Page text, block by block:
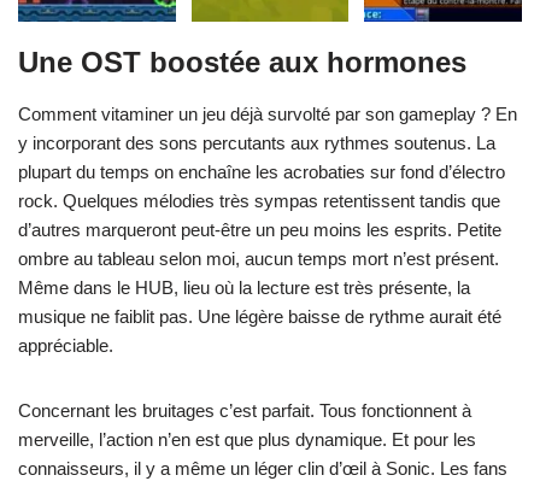
Une OST boostée aux hormones
Comment vitaminer un jeu déjà survolté par son gameplay ? En
y incorporant des sons percutants aux rythmes soutenus. La
plupart du temps on enchaîne les acrobaties sur fond d’électro
rock. Quelques mélodies très sympas retentissent tandis que
d’autres marqueront peut-être un peu moins les esprits. Petite
ombre au tableau selon moi, aucun temps mort n’est présent.
Même dans le HUB, lieu où la lecture est très présente, la
musique ne faiblit pas. Une légère baisse de rythme aurait été
appréciable.
Concernant les bruitages c’est parfait. Tous fonctionnent à
merveille, l’action n’en est que plus dynamique. Et pour les
connaisseurs, il y a même un léger clin d’œil à Sonic. Les fans